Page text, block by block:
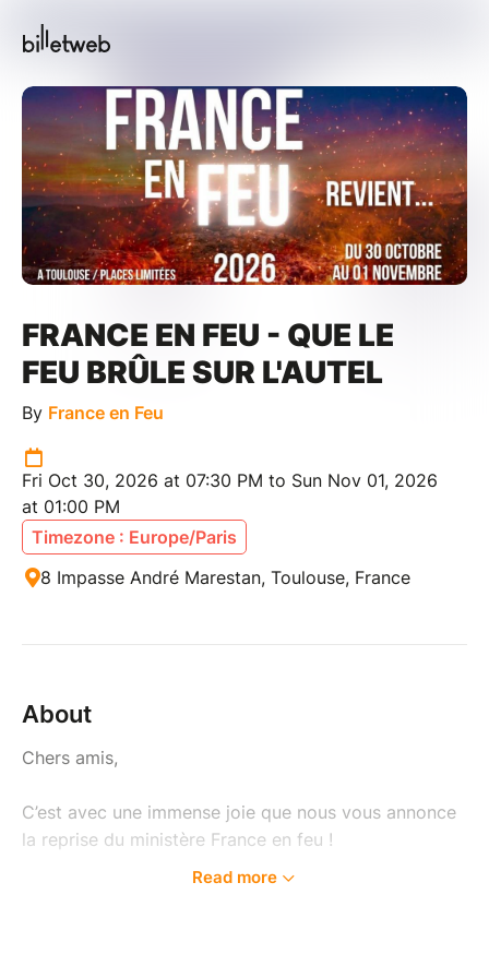
FRANCE EN FEU - QUE LE
FEU BRÛLE SUR L'AUTEL
By France en Feu
Fri Oct 30, 2026 at 07:30 PM to Sun Nov 01, 2026
at 01:00 PM
Timezone : Europe/Paris
8 Impasse André Marestan, Toulouse, France
About
Chers amis,
C’est avec une immense joie que nous vous annonce
la reprise du ministère France en feu !
Read more